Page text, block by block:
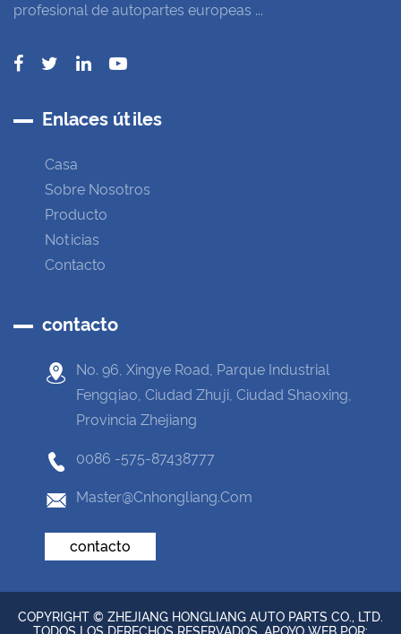
profesional de autopartes europeas ...
Enlaces útiles
Casa
Sobre Nosotros
Producto
Noticias
Contacto
contacto
No. 96, Xingye Road, Parque Industrial
Fengqiao, Ciudad Zhuji, Ciudad Shaoxing,
Provincia Zhejiang
0086 -575-87438777
Master@cnhongliang.com
contacto
COPYRIGHT © ZHEJIANG HONGLIANG AUTO PARTS CO., LTD.